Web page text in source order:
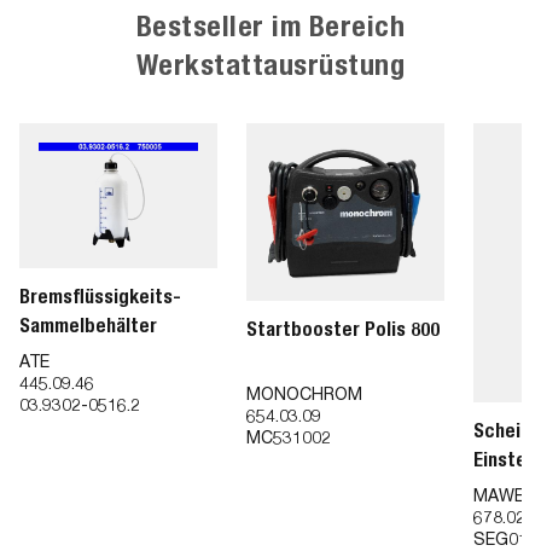
Bestseller im Bereich
Werkstattausrüstung
Bremsflüssigkeits-
Sammelbehälter
ATE
445.09.46
03.9302-0516.2
Startbooster Polis 800
MONOCHROM
654.03.09
MC531002
r
MAWEK